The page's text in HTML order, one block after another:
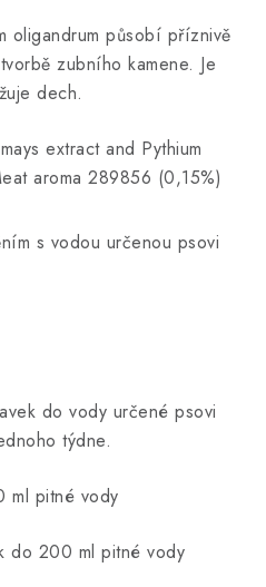
oligandrum působí příznivě
zubního kamene. Je
dech.
extract and Pythium
aroma 289856 (0,15%)
s vodou určenou psovi
do vody určené psovi
týdne.
ml pitné vody
do 200 ml pitné vody